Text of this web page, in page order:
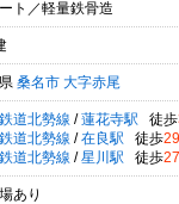
ト／軽量鉄骨造
桑名市 大字赤尾
道北勢線 / 蓮花寺駅 徒歩
道北勢線 / 在良駅 徒歩29
道北勢線 / 星川駅 徒歩27
あり